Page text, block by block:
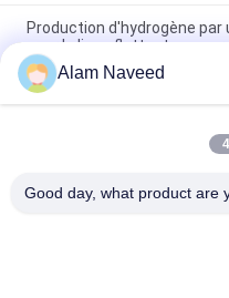
Production d'hydrogène
pour la ligne flottante en
Repère de flotteur en verre
de production d'hydrogène
Installation simple
Alam Naveed
Good day, what product are